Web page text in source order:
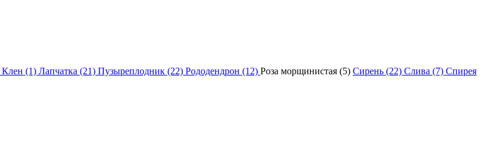
Клен (1) Лапчатка (21) Пузыреплодник (22) Рододендрон (12) Роза морщинистая (5) Сирень (22) Слива (7) Спирея